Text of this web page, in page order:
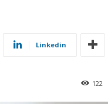
Linkedin
122